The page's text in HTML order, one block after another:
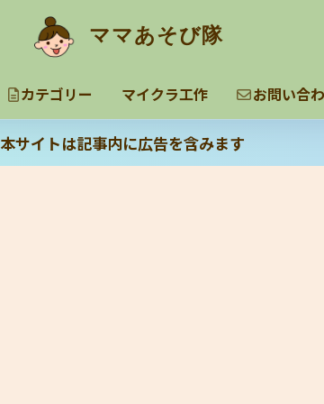
ママあそび隊
カテゴリー マイクラ工作 お問い合
本サイトは記事内に広告を含みます